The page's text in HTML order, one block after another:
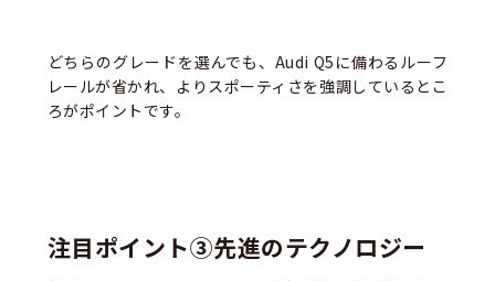
どちらのグレードを選んでも、Audi Q5に備わるルーフ
レールが省かれ、よりスポーティさを強調しているとこ
ろがポイントです。
注目ポイント③先進のテクノロジー